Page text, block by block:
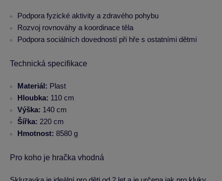
Podpora fyzické aktivity a zdravého pohybu
Rozvoj rovnováhy a koordinace těla
Podpora sociálních dovedností při hře s ostatními dětmi
Technická specifikace
Materiál: Plast
Hloubka: 110 cm
Výška: 140 cm
Šířka: 220 cm
Hmotnost: 8580 g
Pro koho je hračka vhodná